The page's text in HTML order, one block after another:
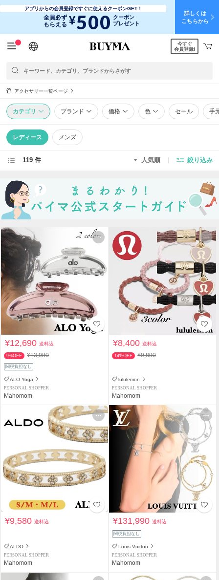
アプリからの会員登録ですぐに使えるクーポンGET！
全員必ず
もらえる ¥500 クーポン
プレゼント
詳しくは
こちらから
日本語
English
简体中文
繁體中文
今すぐ
会員登録!
アクセサリー一覧ページ
カテゴリ ブランド 価格 色 セール 手
レディース メンズ
119 件 人気順 絞り込み
¥12,690送料込
9%OFF ¥13,980
関税負担なし
ALO Yoga
PERSONAL SHOPPER
Mahomom
¥8,400送料込
14%OFF ¥9,800
lululemon
PERSONAL SHOPPER
Mahomom
¥9,580送料込
ALDO
PERSONAL SHOPPER
Mahomom
¥131,990送料込
関税負担なし
Louis Vuitton
PERSONAL SHOPPER
Mahomom